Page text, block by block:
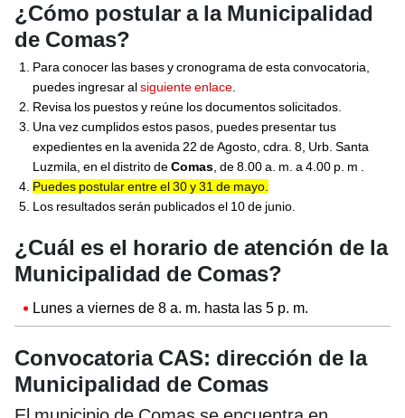
¿Cómo postular a la Municipalidad
de Comas?
Para conocer las bases y cronograma de esta convocatoria,
puedes ingresar alsiguiente enlace
Revisa los puestos y reúne los documentos solicitados.
Una vez cumplidos estos pasos, puedes presentar tus
expedientes en la avenida 22 de Agosto, cdra. 8, Urb. Santa
Luzmila, en el distrito deComas , de 8.00 a. m. a 4.00 p. m .
Puedes postular entre el 30 y 31 de mayo.
Los resultados serán publicados el 10 de junio.
¿Cuál es el horario de atención de la
Municipalidad de Comas?
Lunes a viernes de 8 a. m. hasta las 5 p. m.
Convocatoria CAS: dirección de la
Municipalidad de Comas